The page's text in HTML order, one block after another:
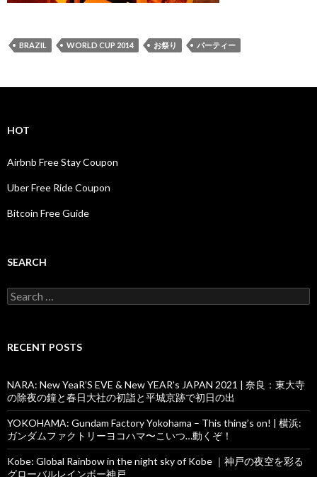
BRAZIL WORLD CUP 2014 お祭り パーティー
HOT
Airbnb Free Stay Coupon
Uber Free Ride Coupon
Bitcoin Free Guide
SEARCH
Search
for:
RECENT POSTS
NARA: New YeaR’S EVE & New YEAR’s JAPAN 2021 | 奈良：東大寺
の除夜の鐘と春日大社の初詣と平城京跡で初日の出
YOKOHAMA: Gundam Factory Yokohama – This thing’s on! | 横浜:
ガンダムファクトリーヨコハマ〜こいつ…動くぞ！
Kobe: Global Rainbow in the night sky of Kobe ｜神戸の夜空を彩る
グローバルレインボー神戸